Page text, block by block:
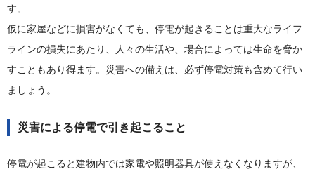
す。
仮に家屋などに損害がなくても、停電が起きることは重大なライフ
ラインの損失にあたり、人々の生活や、場合によっては生命を脅か
すこともあり得ます。災害への備えは、必ず停電対策も含めて行い
ましょう。
災害による停電で引き起こること
停電が起こると建物内では家電や照明器具が使えなくなりますが、